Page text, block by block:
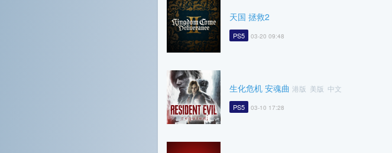
天国 拯救2
PS5 03-20 09:48
生化危机 安魂曲 港版 美版 中文
PS5 03-10 17:28